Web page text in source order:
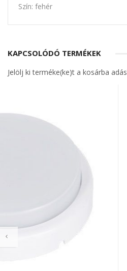
Szín: fehér
KAPCSOLÓDÓ TERMÉKEK
Jelölj ki terméke(ke)t a kosárba